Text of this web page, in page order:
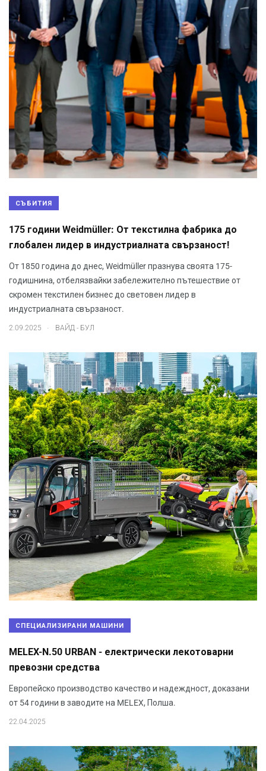
СЪБИТИЯ
175 години Weidmüller: От текстилна фабрика до
глобален лидер в индустриалната свързаност!
От 1850 година до днес, Weidmüller празнува своята 175-
годишнина, отбелязвайки забележително пътешествие от
скромен текстилен бизнес до световен лидер в
индустриалната свързаност.
2.09.2025 . ВАЙД - БУЛ
СПЕЦИАЛИЗИРАНИ МАШИНИ
MELEX-N.50 URBAN - електрически лекотоварни
превозни средства
Европейско производство качество и надеждност, доказани
от 54 години в заводите на MELEX, Полша.
22.04.2025